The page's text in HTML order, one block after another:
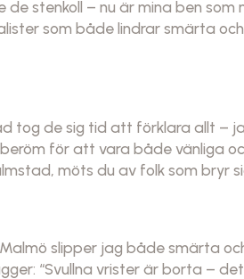
de stenkoll – nu är mina ben som
som både lindrar smärta
tog de sig tid att förklara allt –
för att vara både vänliga
möts du av folk som bryr
slipper jag både smärta
“Svullna vrister är borta –